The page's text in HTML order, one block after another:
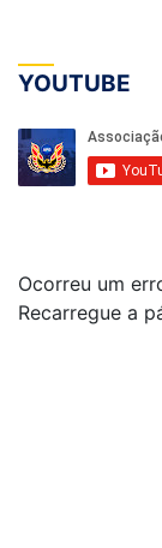
YOUTUBE
Ocorreu um
Recarregue a